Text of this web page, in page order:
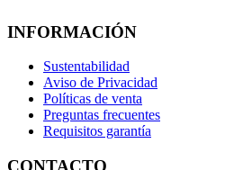
INFORMACIÓN
Sustentabilidad
Aviso de Privacidad
Políticas de venta
Preguntas frecuentes
Requisitos garantía
CONTACTO